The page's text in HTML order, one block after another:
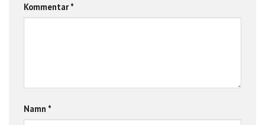
Kommentar*
Namn *